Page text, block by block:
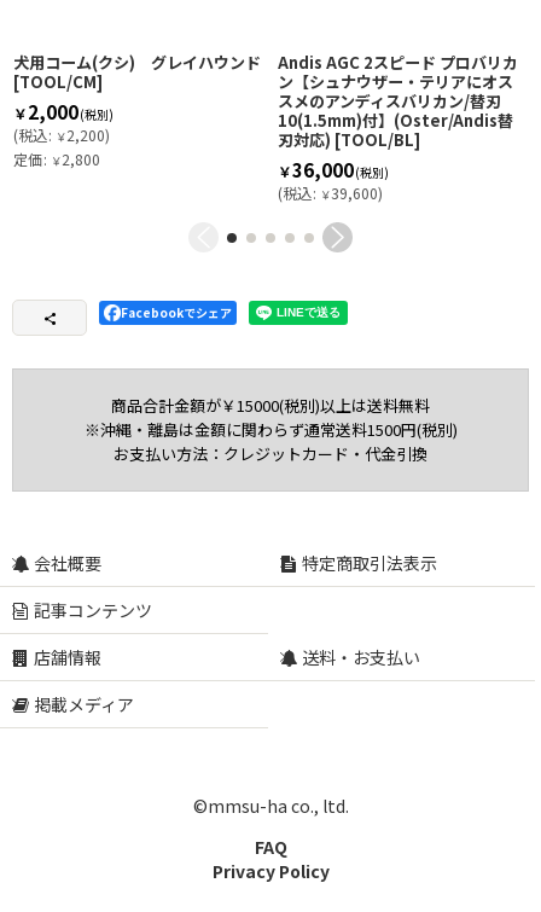
犬用コーム(クシ) グレイハウンド
[TOOL/CM]
￥2,000(税別)
(税込: ￥2,200)
定価: ￥2,800
Andis AGC 2スピード プロバリカ
ン【シュナウザー・テリアにオス
スメのアンディスバリカン/替刃
10(1.5mm)付】(Oster/Andis替
刃対応) [TOOL/BL]
￥36,000(税別)
(税込: ￥39,600)
Facebookでシェア
商品合計金額が￥15000(税別)以上は送料無料
※沖縄・離島は金額に関わらず通常送料1500円(税別)
お支払い方法：クレジットカード・代金引換
会社概要
特定商取引法表示
記事コンテンツ
店舗情報
送料・お支払い
掲載メディア
©mmsu-ha co., ltd.
FAQ
Privacy Policy